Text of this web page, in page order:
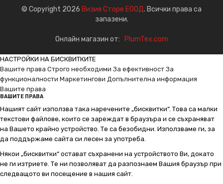
© Copyright 2026 Визия Сторе ЕООД. Всички права са
запазени.
Онлайн магазин от: PlumTex.com
НАСТРОЙКИ НА БИСКВИТКИТЕ
Вашите права Строго необходими За ефективност За
функционалности Маркетингови Допълнителна информация
Вашите права
ВАШИТЕ ПРАВА
Нашият сайт използва така наречените „бисквитки“. Това са малки
текстови файлове, които се зареждат в браузъра и се съхраняват
на Вашето крайно устройство. Те са безобидни. Използваме ги, за
да поддържаме сайта си лесен за употреба.
Някои „бисквитки“ остават съхранени на устройството Ви, докато
не ги изтриете. Те ни позволяват да разпознаем Вашия браузър при
следващото ви посещение в нашия сайт.